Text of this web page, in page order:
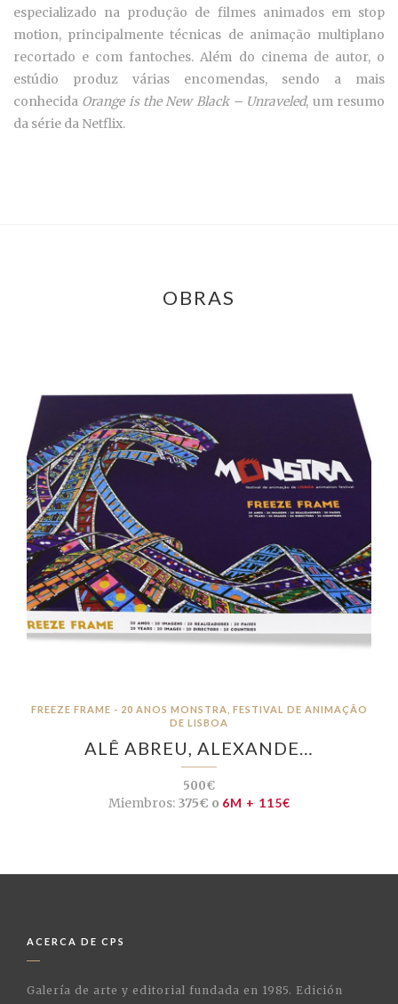
especializado na produção de filmes animados em stop
motion, principalmente técnicas de animação multiplano
recortado e com fantoches. Além do cinema de autor, o
estúdio produz várias encomendas, sendo a mais
conhecida Orange is the New Black – Unraveled, um resumo
da série da Netflix.
OBRAS
FREEZE FRAME - 20 ANOS MONSTRA, FESTIVAL DE ANIMAÇÃO
DE LISBOA
ALÊ ABREU, ALEXANDE…
500€
Miembros:375€ o 6M + 115€
ACERCA DE CPS
Galería de arte y editorial fundada en 1985. Edición